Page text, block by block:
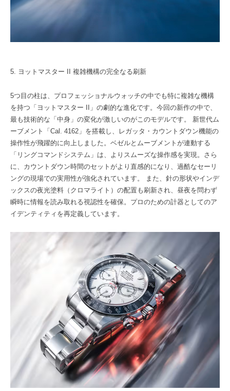
5. ヨットマスター II 複雑機構の完全なる刷新
5つ目の柱は、プロフェッショナルウォッチの中でも特に複雑な機構
を持つ「ヨットマスター II」の劇的な進化です。今回の新作の中で、
最も技術的な「中身」の変化が激しいのがこのモデルです。 新世代ム
ーブメント「Cal. 4162」を搭載し、レガッタ・カウントダウン機能の
操作性が飛躍的に向上しました。ベゼルとムーブメントが連動する
「リングコマンドシステム」は、よりスムーズな操作感を実現。さら
に、カウントダウン時間のセットがより直感的になり、過酷なセーリ
ングの現場での実用性が強化されています。 また、針の形状やインデ
ックスの夜光塗料（クロマライト）の配置も刷新され、昼夜を問わず
瞬時に情報を読み取れる視認性を確保。プロのための計器としてのア
イデンティティを再定義しています。